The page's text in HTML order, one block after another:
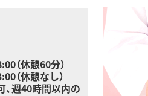
（休憩60分）
休憩なし）
週40時間以内の